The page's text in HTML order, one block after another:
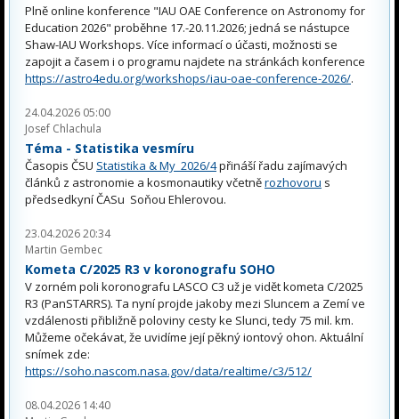
Plně online konference "IAU OAE Conference on Astronomy for
Education 2026" proběhne 17.-20.11.2026; jedná se nástupce
Shaw-IAU Workshops. Více informací o účasti, možnosti se
zapojit a časem i o programu najdete na stránkách konference
https://astro4edu.org/workshops/iau-oae-conference-2026/.
24.04.2026 05:00
Josef Chlachula
Téma - Statistika vesmíru
Časopis ČSU Statistika & My 2026/4přináší řadu zajímavých
článků z astronomie a kosmonautiky včetněrozhovoru s
předsedkyní ČASu Soňou Ehlerovou.
23.04.2026 20:34
Martin Gembec
Kometa C/2025 R3 v koronografu SOHO
V zorném poli koronografu LASCO C3 už je vidět kometa C/2025
R3 (PanSTARRS). Ta nyní projde jakoby mezi Sluncem a Zemí ve
vzdálenosti přibližně poloviny cesty ke Slunci, tedy 75 mil. km.
Můžeme očekávat, že uvidíme její pěkný iontový ohon. Aktuální
snímek zde:
https://soho.nascom.nasa.gov/data/realtime/c3/512/
08.04.2026 14:40